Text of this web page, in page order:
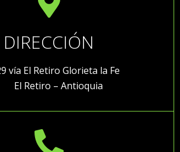
DIRECCIÓN
vía El Retiro Glorieta la Fe
El Retiro – Antioquia